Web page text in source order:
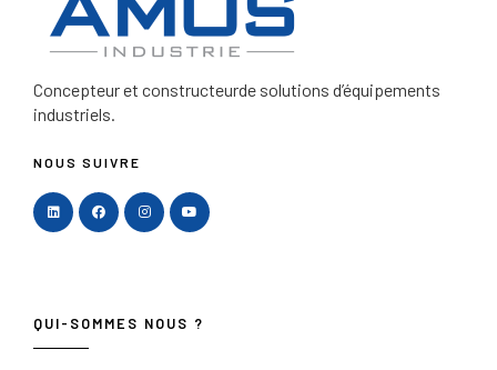
Concepteur et constructeurde solutions d’équipements
industriels.
NOUS SUIVRE
QUI-SOMMES NOUS ?